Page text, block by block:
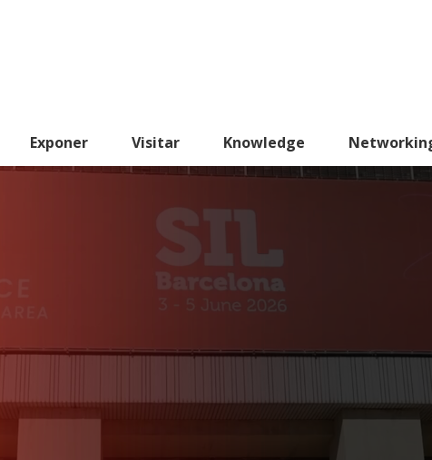
Exponer Visitar Knowledge